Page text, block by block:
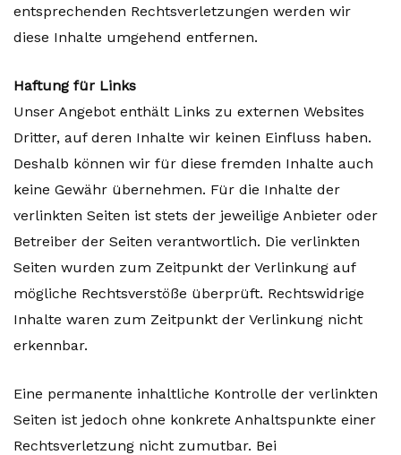
entsprechenden Rechtsverletzungen werden wir
diese Inhalte umgehend entfernen.
Haftung für Links
Unser Angebot enthält Links zu externen Websites
Dritter, auf deren Inhalte wir keinen Einfluss haben.
Deshalb können wir für diese fremden Inhalte auch
keine Gewähr übernehmen. Für die Inhalte der
verlinkten Seiten ist stets der jeweilige Anbieter oder
Betreiber der Seiten verantwortlich. Die verlinkten
Seiten wurden zum Zeitpunkt der Verlinkung auf
mögliche Rechtsverstöße überprüft. Rechtswidrige
Inhalte waren zum Zeitpunkt der Verlinkung nicht
erkennbar.
Eine permanente inhaltliche Kontrolle der verlinkten
Seiten ist jedoch ohne konkrete Anhaltspunkte einer
Rechtsverletzung nicht zumutbar. Bei